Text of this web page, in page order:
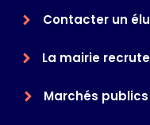
Contacter un élu
La mairie recrute
Marchés publics